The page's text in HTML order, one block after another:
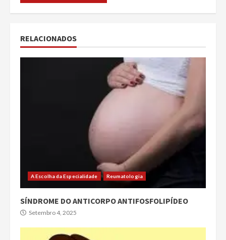
RELACIONADOS
A Escolha da Especialidade Reumatologia
SÍNDROME DO ANTICORPO ANTIFOSFOLIPÍDEO
Setembro 4, 2025